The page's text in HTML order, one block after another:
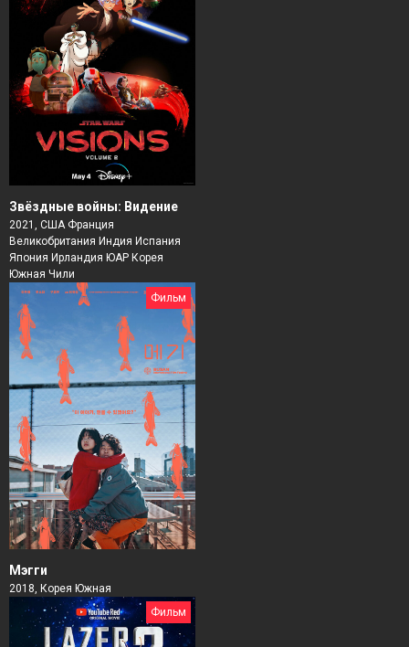
Звёздные войны: Видение
2021, США Франция
Великобритания Индия Испания
Япония Ирландия ЮАР Корея
Южная Чили
Фильм
Мэгги
2018, Корея Южная
Фильм